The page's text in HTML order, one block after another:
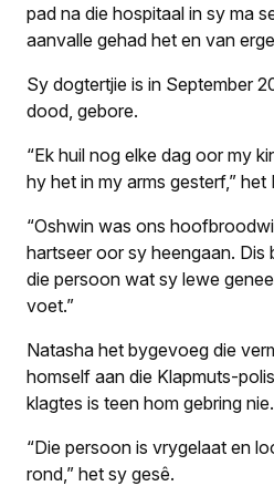
pad na die hospitaal in sy ma
aanvalle gehad het en van
Sy dogtertjie is in September
dood, gebore.
“Ek huil nog elke dag oor my
hy het in my arms gesterf,” het
“Oshwin was ons
hartseer oor sy heengaan. Dis
die persoon wat sy lewe
voet.”
Natasha het bygevoeg die
homself aan die Klapmuts-
klagtes is teen hom gebring nie.
“Die persoon is vrygelaat en
rond,” het sy gesê.